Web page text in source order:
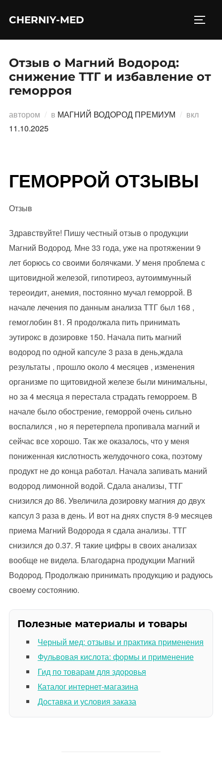
CHERNIY-MED
Отзыв о Магний Водород:
снижение ТТГ и избавление от
геморроя
автором в МАГНИЙ ВОДОРОД ПРЕМИУМ вкл
11.10.2025
ГЕМОРРОЙ ОТЗЫВЫ
Отзыв
Здравствуйте! Пишу честный отзыв о продукции
Магний Водород. Мне 33 года, уже на протяжении 9
лет борюсь со своими болячками. У меня проблема с
щитовидной железой, гипотиреоз, аутоиммунный
тереоидит, анемия, постоянно мучал геморрой. В
начале лечения по данным анализа ТТГ был 168 ,
гемоглобин 81. Я продолжала пить принимать
эутирокс в дозировке 150. Начала пить магний
водород по одной капсуле 3 раза в день,ждала
результаты , прошло около 4 месяцев , изменения
организме по щитовидной железе были минимальны,
но за 4 месяца я перестала страдать геморроем. В
начале было обострение, геморрой очень сильно
воспалился , но я перетерпела пропивала магний и
сейчас все хорошо. Так же оказалось, что у меня
пониженная кислотность желудочного сока, поэтому
продукт не до конца работал. Начала запивать маний
водород лимонной водой. Сдала анализы, ТТГ
снизился до 86. Увеличила дозировку магния до двух
капсул 3 раза в день. И вот на днях спустя 8-9 месяцев
приема Магний Водорода я сдала анализы. ТТГ
снизился до 0.37. Я такие цифры в своих анализах
вообще не видела. Благодарна продукции Магний
Водород. Продолжаю принимать продукцию и радуюсь
своему состоянию.
Полезные материалы и товары
Черный мед: отзывы и практика применения
Фульвовая кислота: формы и применение
Гид по товарам для здоровья
Каталог интернет-магазина
Доставка и условия заказа